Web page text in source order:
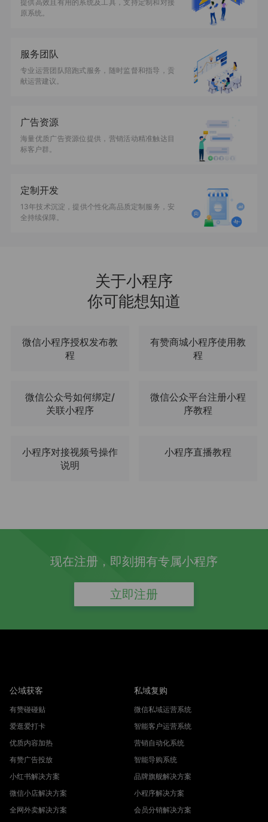
提供高效且有用的系统及工具，支持定制和对接
原系统。
服务团队
专业运营团队陪跑式服务，随时监督和指导，贡
献运营建议。
广告资源
海量优质广告资源位提供，营销活动精准触达目
标客户群。
定制开发
13年技术沉淀，提供个性化高品质定制服务，安
全持续保障。
关于小程序
你可能想知道
微信小程序授权发布教
程
有赞商城小程序使用教
程
微信公众号如何绑定/
关联小程序
微信公众平台注册小程
序教程
小程序对接视频号操作
说明
小程序直播教程
现在注册，即刻拥有专属小程序
立即注册
公域获客
有赞碰碰贴
爱逛爱打卡
优质内容加热
有赞广告投放
小红书解决方案
微信小店解决方案
全网外卖解决方案
私域复购
微信私域运营系统
智能客户运营系统
营销自动化系统
智能导购系统
品牌旗舰解决方案
小程序解决方案
会员分销解决方案